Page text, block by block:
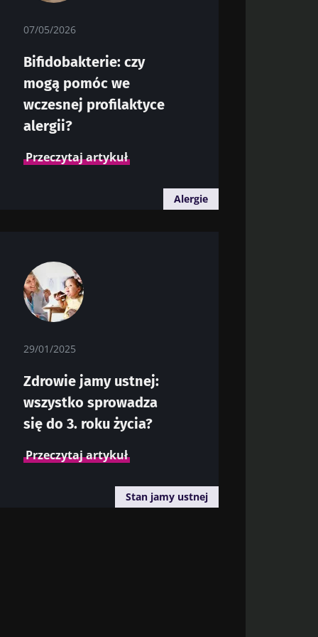
07/05/2026
Bifidobakterie: czy
mogą pomóc we
wczesnej profilaktyce
alergii?
Przeczytaj artykuł
Alergie
29/01/2025
Zdrowie jamy ustnej:
wszystko sprowadza
się do 3. roku życia?
Przeczytaj artykuł
Stan jamy ustnej
danych
i odbieraj
być na